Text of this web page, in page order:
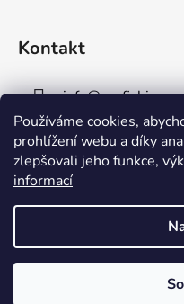
Používáme cookies,
prohlížení webu a díky
zlepšovali jeho funkce,
informací
Kontakt
info@
778 011 878
AAA